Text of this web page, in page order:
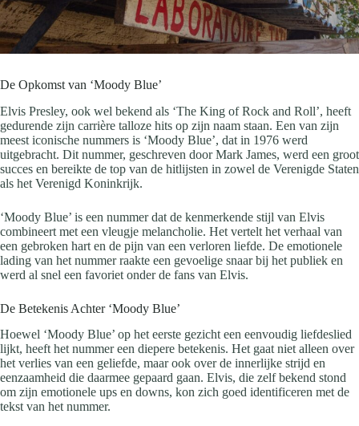
De Opkomst van ‘Moody Blue’
Elvis Presley, ook wel bekend als ‘The King of Rock and Roll’, heeft
gedurende zijn carrière talloze hits op zijn naam staan. Een van zijn
meest iconische nummers is ‘Moody Blue’, dat in 1976 werd
uitgebracht. Dit nummer, geschreven door Mark James, werd een groot
succes en bereikte de top van de hitlijsten in zowel de Verenigde Staten
als het Verenigd Koninkrijk.
‘Moody Blue’ is een nummer dat de kenmerkende stijl van Elvis
combineert met een vleugje melancholie. Het vertelt het verhaal van
een gebroken hart en de pijn van een verloren liefde. De emotionele
lading van het nummer raakte een gevoelige snaar bij het publiek en
werd al snel een favoriet onder de fans van Elvis.
De Betekenis Achter ‘Moody Blue’
Hoewel ‘Moody Blue’ op het eerste gezicht een eenvoudig liefdeslied
lijkt, heeft het nummer een diepere betekenis. Het gaat niet alleen over
het verlies van een geliefde, maar ook over de innerlijke strijd en
eenzaamheid die daarmee gepaard gaan. Elvis, die zelf bekend stond
om zijn emotionele ups en downs, kon zich goed identificeren met de
tekst van het nummer.